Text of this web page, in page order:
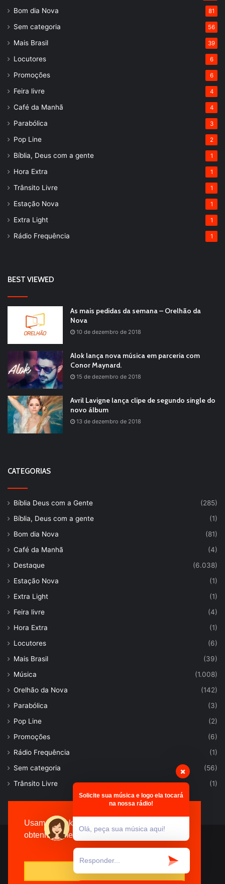
Usamos cookies para garantir que você
obtenha a melhor experiência no nosso site.
Solicite sua música e logo ela tocará
na nossa rádio!
Olá, peça sua música aqui!
Bom dia Nova 81
Sem categoria 56
Mais Brasil 39
Locutores 6
Promoções 6
Feira livre 4
Café da Manhã 4
Parabólica 3
Pop Line 2
Bíblia, Deus com a gente 1
Hora Extra 1
Trânsito Livre 1
Estação Nova 1
Extra Light 1
Rádio Frequência 1
BEST VIEWED
As mais pedidas da semana – Orelhão da
Nova
10 de dezembro de 2018
Alok lança nova música em parceria com
Conor Maynard.
15 de dezembro de 2018
Avril Lavigne lança clipe de segundo single do
novo álbum
13 de dezembro de 2018
CATEGORIAS
Bíblia Deus com a Gente
(285)
Bíblia, Deus com a gente
(1)
Bom dia Nova
(81)
Café da Manhã
(4)
Destaque
(6.038)
Estação Nova
(1)
Extra Light
(1)
Feira livre
(4)
Hora Extra
(1)
Locutores
(6)
Mais Brasil
(39)
Música
(1.008)
Orelhão da Nova
(142)
Parabólica
(3)
Pop Line
(2)
Promoções
(6)
Rádio Frequência
(1)
Sem categoria
(56)
Trânsito Livre
(1)
© Desenvolvido por |VersaTec